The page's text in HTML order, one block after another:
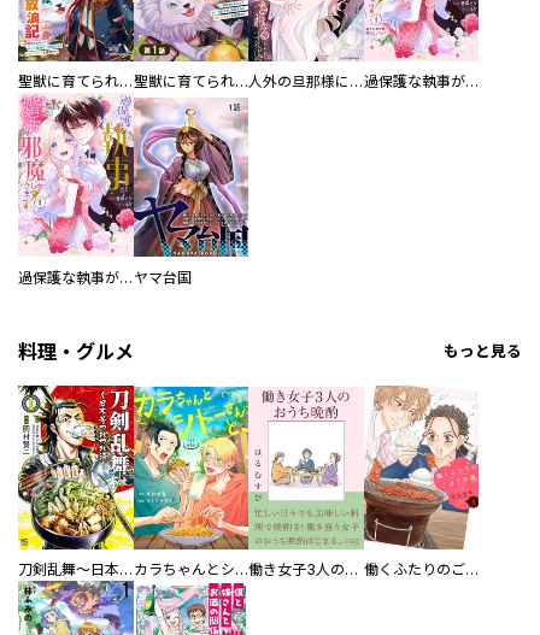
聖獣に育てられた少年の異世界ゆるり放浪記～神様からもらったチート魔法で、仲間たちとスローライフを満喫中～ 聖獣に育てられた少年の異世界ゆるり放浪記～神様からもらったチート魔法で、仲間たちとスローライフを満喫中～【分冊版】 人外の旦那様に娶られ毎晩ナカまで愛される…。アンソロジー 過保護な執事が私の婚活を邪魔してきます！ 分冊版
過保護な執事が私の婚活を邪魔してきます！ ヤマ台国
料理・グルメ もっと見る
刀剣乱舞～日本号つれづれ酒～ カラちゃんとシトーさんと、 【分冊版】 働き女子3人のおうち晩酌 働くふたりのごほうび飯